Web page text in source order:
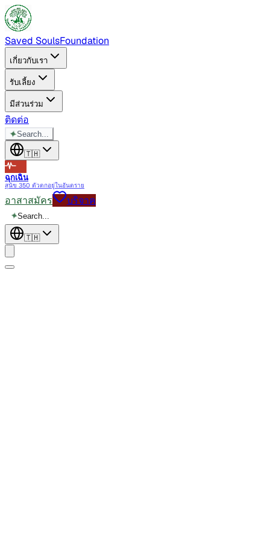
Saved SoulsFoundation
เกี่ยวกับเรา
รับเลี้ยง
มีส่วนร่วม
ติดต่อ
✦Search...
🇹🇭
ฉุกเฉิน
สุนัข 350 ตัวตกอยู่ในอันตราย
อาสาสมัคร บริจาค
✦Search...
🇹🇭